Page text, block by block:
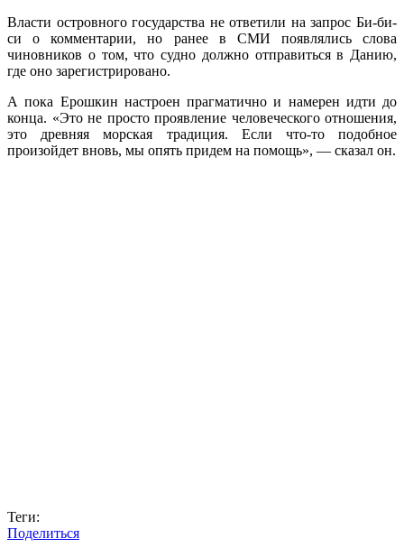
Власти островного государства не ответили на запрос Би-би-
си о комментарии, но ранее в СМИ появлялись слова
чиновников о том, что судно должно отправиться в Данию,
где оно зарегистрировано.
А пока Ерошкин настроен прагматично и намерен идти до
конца. «Это не просто проявление человеческого отношения,
это древняя морская традиция. Если что-то подобное
произойдет вновь, мы опять придем на помощь», — сказал он.
Теги:
Поделиться